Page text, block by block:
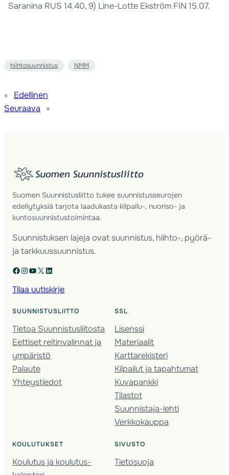
Saranina RUS 14.40, 9) Line-Lotte Ekström FIN 15.07.
hiihtosuunnistus NMM
«
Edellinen
Seuraava
»
Suomen Suunnistusliitto tukee suunnistusseurojen
edellytyksiä tarjota laadukasta kilpailu-, nuoriso- ja
kuntosuunnistustoimintaa.
Suunnistuksen lajeja ovat suunnistus, hiihto-, pyörä-
ja tarkkuussuunnistus.
Facebook Instagram YouTube X LinkedIn
Tilaa uutiskirje
SUUNNISTUSLIITTO
Tietoa Suunnistusliitosta
Eettiset reitinvalinnat ja
ympäristö
Palaute
Yhteystiedot
SSL
Lisenssi
Materiaalit
Karttarekisteri
Kilpailut ja tapahtumat
Kuvapankki
Tilastot
Suunnistaja-lehti
Verkkokauppa
KOULUTUKSET
Koulutus ja koulutus­
SIVUSTO
Tietosuoja